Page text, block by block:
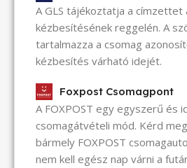
A GLS tájékoztatja a címzettet
kézbesítésének reggelén. A
tartalmazza a csomag
kézbesítés várható idejét.
Foxpost Csomagpont
A FOXPOST egy egyszerű és
csomagátvételi mód. Kérd
bármely FOXPOST
nem kell egész nap várni a